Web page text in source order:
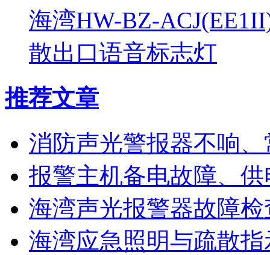
海湾HW-BZ-
散出口语音标志灯
推荐文章
消防声光警报器不响
报警主机备电故障、
海湾声光报警器故障
海湾应急照明与疏散